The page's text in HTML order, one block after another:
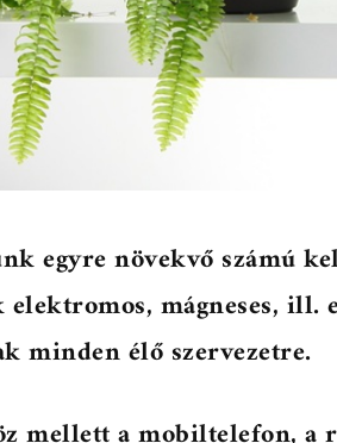
egyre növekvő számú
mágneses, ill.
minden élő szervezetre.